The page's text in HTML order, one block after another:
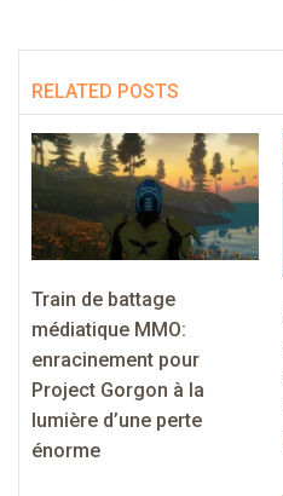
RELATED POSTS
Train de battage
médiatique MMO:
enracinement pour
Project Gorgon à la
lumière d’une perte
énorme